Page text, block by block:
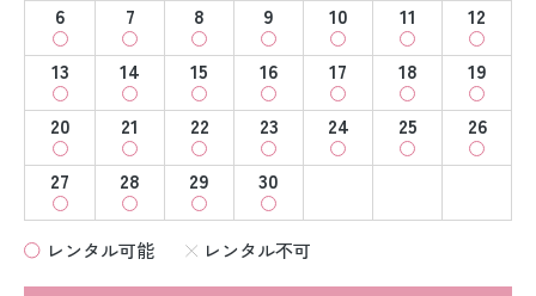
6
7 8 9 10 11
12
13
14 15 16 17 18
19
20
21 22 23 24 25
26
27
28 29 30
レンタル可能 レンタル不可